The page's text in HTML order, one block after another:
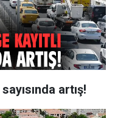
artış!